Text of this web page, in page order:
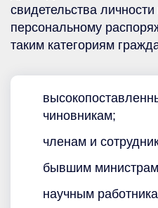
свидетельства
персональному
таким категориям
чиновникам;
членам и
бывшим
научным